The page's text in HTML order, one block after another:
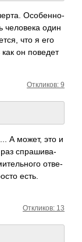
Особ­енно­
чело­века один
что я его
он поведет
Откликов: 9
А может, это и
спра­шива­
отве­
есть.
Откликов: 13